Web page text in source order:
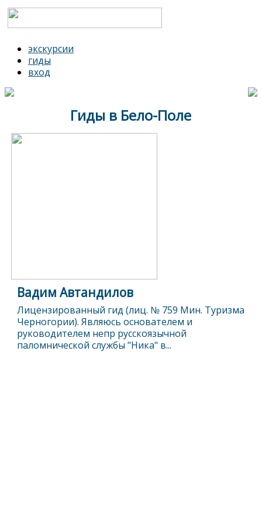
экскурсии
гиды
вход
Гиды в Бело-Поле
Вадим Автандилов
Лицензированный гид (лиц. № 759 Мин. Туризма
Черногории). Являюсь основателем и
руководителем непр русскоязычной
паломнической службы "Ника" в...